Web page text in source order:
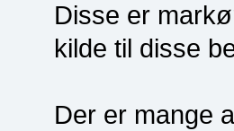
Disse er
kilde til disse
Der er mange